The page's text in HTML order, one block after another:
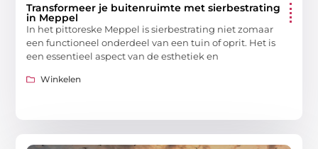
Transformeer je buitenruimte met sierbestrating
in Meppel
In het pittoreske Meppel is sierbestrating niet zomaar
een functioneel onderdeel van een tuin of oprit. Het is
een essentieel aspect van de esthetiek en
Winkelen